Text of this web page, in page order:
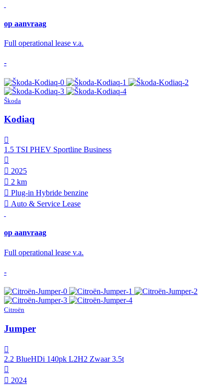
op aanvraag
Full operational lease v.a.
-
Škoda
Kodiaq
1.5 TSI PHEV Sportline Business
2025
2 km
Plug-in Hybride benzine
Auto & Service Lease
op aanvraag
Full operational lease v.a.
-
Citroën
Jumper
2.2 BlueHDi 140pk L2H2 Zwaar 3.5t
2024